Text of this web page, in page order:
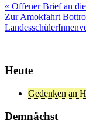
« Offener Brief an
Zur Amokfahrt
Heute
Gedenken an
Demnächst